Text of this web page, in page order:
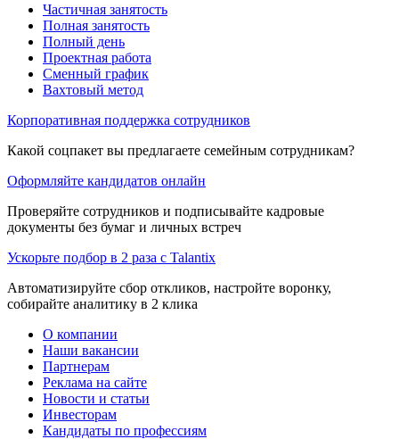
Частичная занятость
Полная занятость
Полный день
Проектная работа
Сменный график
Вахтовый метод
Корпоративная поддержка сотрудников
Какой соцпакет вы предлагаете семейным сотрудникам?
Оформляйте кандидатов онлайн
Проверяйте сотрудников и подписывайте кадровые
документы без бумаг и личных встреч
Ускорьте подбор в 2 раза с Talantix
Автоматизируйте сбор откликов, настройте воронку,
собирайте аналитику в 2 клика
О компании
Наши вакансии
Партнерам
Реклама на сайте
Новости и статьи
Инвесторам
Кандидаты по профессиям